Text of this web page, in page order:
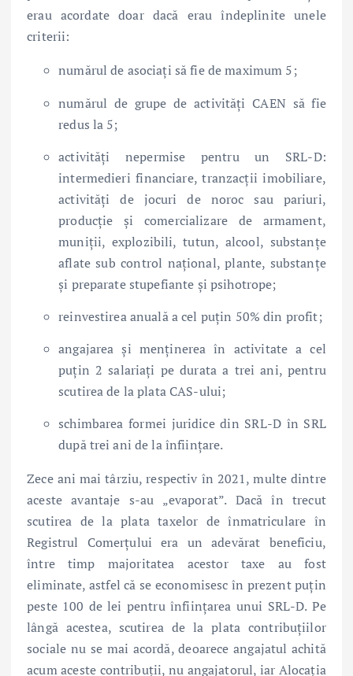
erau acordate doar dacă erau îndeplinite unele
criterii:
numărul de asociați să fie de maximum 5;
numărul de grupe de activități CAEN să fie
redus la 5;
activități nepermise pentru un SRL-D:
intermedieri financiare, tranzacții imobiliare,
activități de jocuri de noroc sau pariuri,
producție și comercializare de armament,
muniții, explozibili, tutun, alcool, substanțe
aflate sub control național, plante, substanțe
și preparate stupefiante și psihotrope;
reinvestirea anuală a cel puțin 50% din profit;
angajarea și menținerea în activitate a cel
puțin 2 salariați pe durata a trei ani, pentru
scutirea de la plata CAS-ului;
schimbarea formei juridice din SRL-D în SRL
după trei ani de la înființare.
Zece ani mai târziu, respectiv în 2021, multe dintre
aceste avantaje s-au „evaporat”. Dacă în trecut
scutirea de la plata taxelor de înmatriculare în
Registrul Comerțului era un adevărat beneficiu,
între timp majoritatea acestor taxe au fost
eliminate, astfel că se economisesc în prezent puțin
peste 100 de lei pentru înființarea unui SRL-D. Pe
lângă acestea, scutirea de la plata contribuțiilor
sociale nu se mai acordă, deoarece angajatul achită
acum aceste contribuții, nu angajatorul, iar Alocația